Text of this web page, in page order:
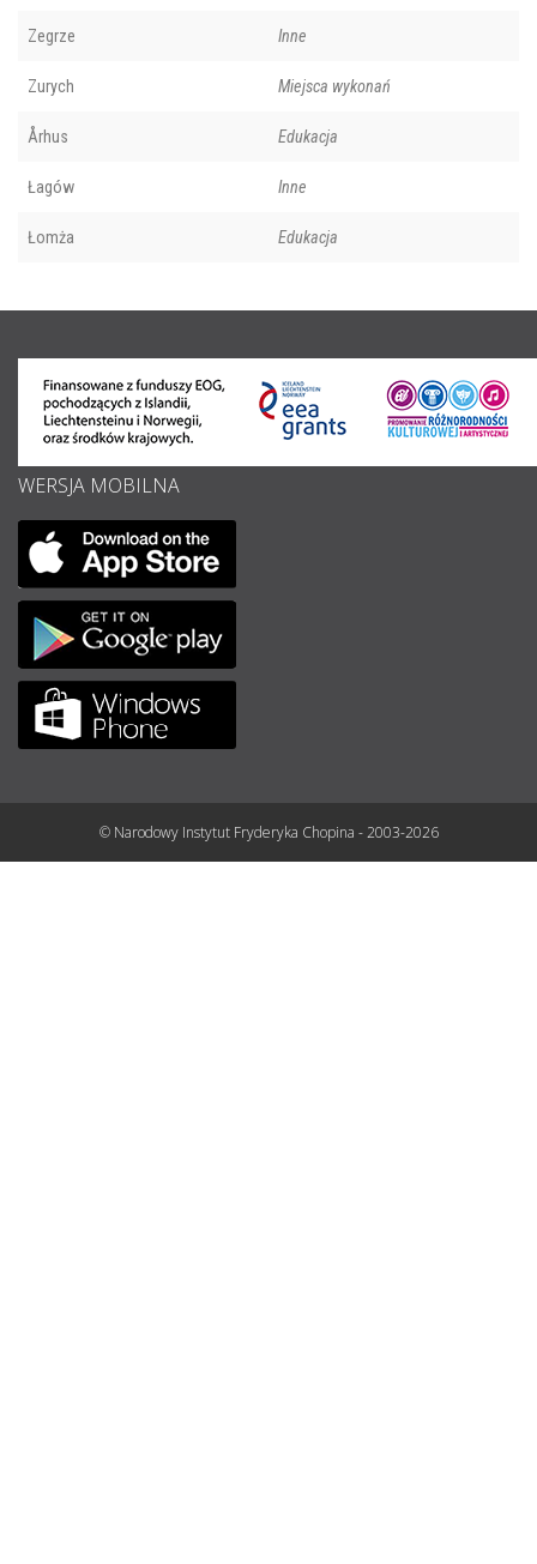
Zegrze Inne
Zurych Miejsca wykonań
Århus Edukacja
Łagów Inne
Łomża Edukacja
WERSJA MOBILNA
© Narodowy Instytut Fryderyka Chopina - 2003-2026